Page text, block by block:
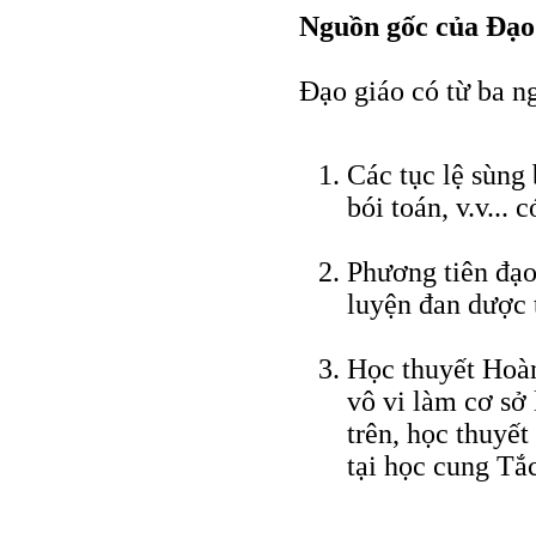
Nguồn gốc của
Ðạo giáo có từ ba
Các tục lệ sùng
bói toán, v.v...
Phương tiên
luyện đan
Học thuyết
vô vi làm cơ sở
trên, học
tại học cung